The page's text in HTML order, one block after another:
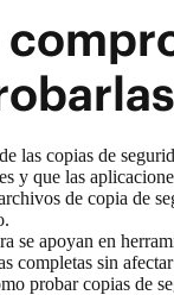
las copias de
y que las
de copia de
se apoyan en
completas sin
probar copias de